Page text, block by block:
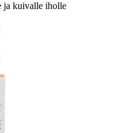
ja kuivalle iholle